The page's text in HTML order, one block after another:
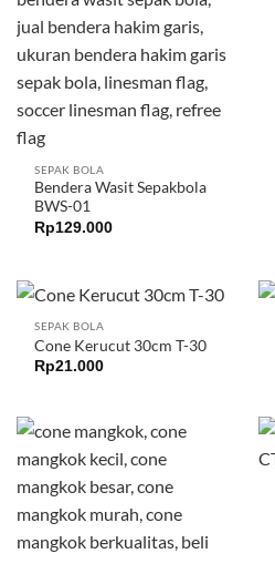
SEPAK BOLA
Bendera Wasit Sepakbola
BWS-01
Rp129.000
SEPAK BOLA
Cone Kerucut 30cm T-30
Rp21.000